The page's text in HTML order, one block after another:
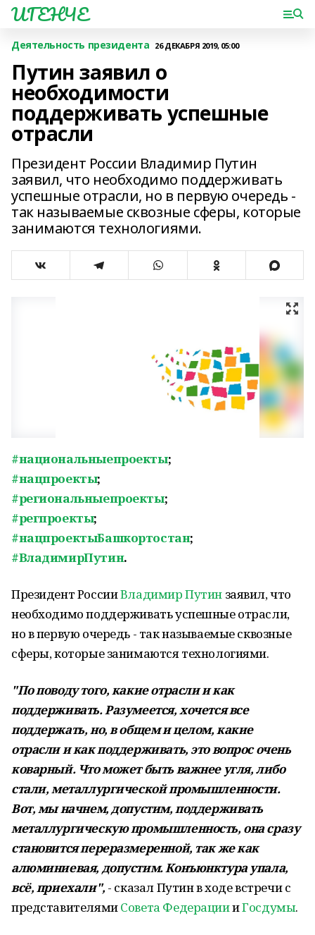
ИГЕНЧЕ
Деятельность президента 26 ДЕКАБРЯ 2019, 05:00
Путин заявил о
необходимости
поддерживать успешные
отрасли
Президент России Владимир Путин
заявил, что необходимо поддерживать
успешные отрасли, но в первую очередь -
так называемые сквозные сферы, которые
занимаются технологиями.
#национальныепроекты;
#нацпроекты;
#региональныепроекты;
#регпроекты;
#нацпроектыБашкортостан;
#ВладимирПутин.
Президент РоссииВладимир Путин заявил, что
необходимо поддерживать успешные отрасли,
но в первую очередь - так называемые сквозные
сферы, которые занимаются технологиями.
"По поводу того, какие отрасли и как
поддерживать. Разумеется, хочется все
поддержать, но, в общем и целом, какие
отрасли и как поддерживать, это вопрос очень
коварный. Что может быть важнее угля, либо
стали, металлургической промышленности.
Вот, мы начнем, допустим, поддерживать
металлургическую промышленность, она сразу
становится переразмеренной, так же как
алюминиевая, допустим. Конъюнктура упала,
всё, приехали", - сказал Путин в ходе встречи с
представителямиСовета ФедерациииГосдумы.